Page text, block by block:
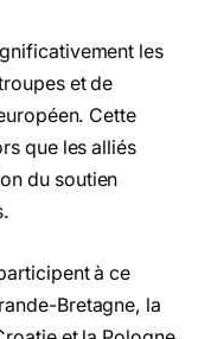
les
et de
Cette
que les alliés
du soutien
à ce
Bretagne, la